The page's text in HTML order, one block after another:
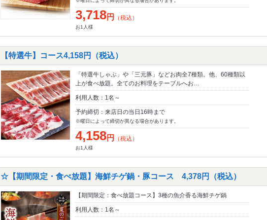
3,718円 （税込）
お1人様
【特選牛】コース4,158円（税込）
「特選牛しゃぶ」や「三元豚」などお肉全7種類。他、60種類以
上が食べ放題。全てのお料理をテーブルへお…
利用人数：1名～
予約締切：来店日の当日16時まで
※曜日によって締切が異なる場合があります。
4,158円 （税込）
お1人様
☆【期間限定・食べ放題】海鮮チゲ鍋・豚コース 4,378円（税込）
【期間限定：食べ放題コース】3種の魚介香る海鮮チゲ鍋
利用人数：1名～